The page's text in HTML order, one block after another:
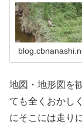
地図・地形図を
ても全くおかし
にそこには走り